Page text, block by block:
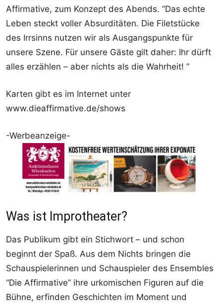
Affirmative, zum Konzept des Abends. ”Das echte
Leben steckt voller Absurditäten. Die Filetstücke
des Irrsinns nutzen wir als Ausgangspunkte für
unsere Szene. Für unsere Gäste gilt daher: Ihr dürft
alles erzählen – aber nichts als die Wahrheit! ”
Karten gibt es im Internet unter
www.dieaffirmative.de/shows
-Werbeanzeige-
Was ist Improtheater?
Das Publikum gibt ein Stichwort – und schon
beginnt der Spaß. Aus dem Nichts bringen die
Schauspielerinnen und Schauspieler des Ensembles
“Die Affirmative” ihre urkomischen Figuren auf die
Bühne, erfinden Geschichten im Moment und